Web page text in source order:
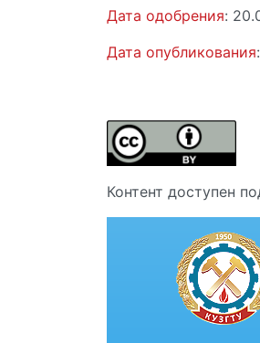
Дата одобрения:
Дата опубликования
Контент доступен